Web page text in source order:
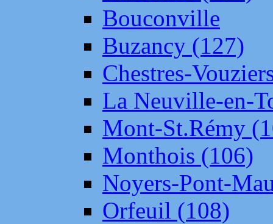
Bouconville
Buzancy (127)
Chestres-
La Neuville-en-
Mont-St.Rémy
Monthois (106)
Noyers-Pont-
Orfeuil (108)